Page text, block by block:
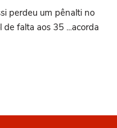
perdeu um pênalti no
falta aos 35 ...acorda